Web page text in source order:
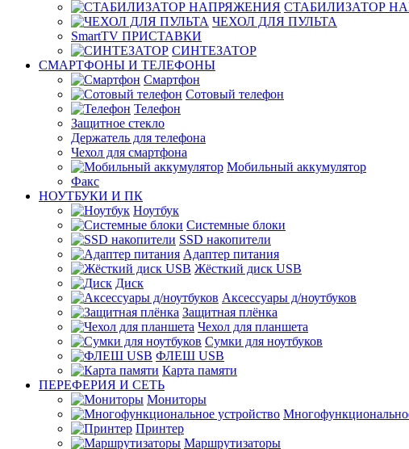
СТАБИЛИЗАТОР
ЧЕХОЛ ДЛЯ ПУЛЬТА
SmartTV ПРИСТАВКИ
СИНТЕЗАТОР
СМАРТФОНЫ И ТЕЛЕФОНЫ
Смартфон
Сотовый телефон
Телефон
Защитное стекло
Держатель для телефона
Чехол для смартфона
Мобильный аккумулятор
Факс
НОУТБУКИ И ПК
Ноутбук
Системные блоки
SSD накопители
Адаптер питания
Жёсткий диск USB
Диск
Аксессуары д/ноутбуков
Защитная плёнка
Чехол для планшета
Сумки для ноутбуков
ФЛЕШ USB
Карта памяти
ПЕРЕФЕРИЯ И СЕТЬ
Мониторы
Принтер
Маршрутизаторы